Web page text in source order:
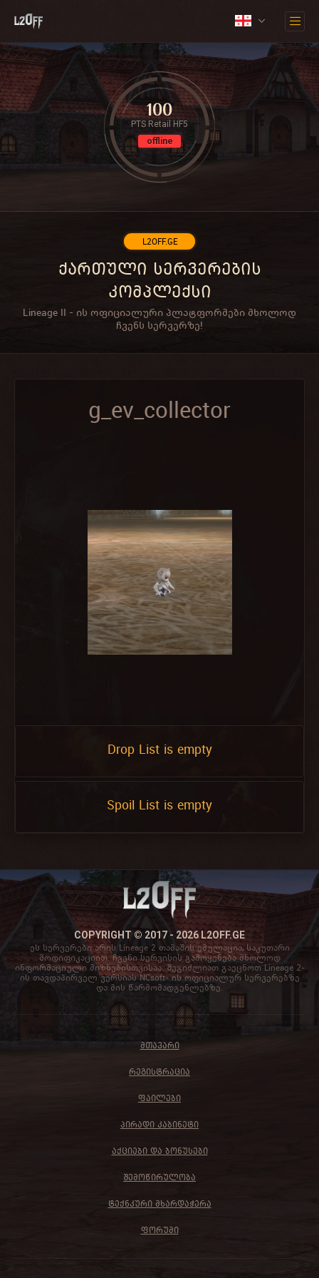
L2OFF.GE
ქართული სერვერების
კომპლექსი
Lineage II - ის ოფიციალური პლატფორმები მხოლოდ
ჩვენს სერვერზე!
100
PTS Retail HF5
offline
g_ev_collector
Drop List is empty
Spoil List is empty
COPYRIGHT © 2017 - 2026 L2OFF.GE
ეს სერვერები არის Lineage 2 თამაშის ემულაცია, საკუთარი
მოდიფიკაციით. ჩვენი სერვისის გამოყენება მხოლოდ
ინფორმაციული მიზნებისთვისაა. შეგიძლიათ გაეცნოთ Lineage 2-
ის თავდაპირველ ვერსიას NCsoft- ის ოფიციალურ სერვერებზე
და მის წარმომადგენლებზე.
ᲛᲗᲐᲕᲐᲠᲘ
ᲠᲔᲒᲘᲡᲢᲠᲐᲪᲘᲐ
ᲤᲐᲘᲚᲔᲑᲘ
ᲞᲘᲠᲐᲓᲘ ᲙᲐᲑᲘᲜᲔᲢᲘ
ᲐᲥᲪᲘᲔᲑᲘ ᲓᲐ ᲑᲝᲜᲣᲡᲔᲑᲘ
ᲨᲔᲛᲝᲬᲘᲠᲣᲚᲝᲑᲐ
ᲢᲔᲥᲜᲙᲣᲠᲘ ᲛᲮᲐᲠᲓᲐᲭᲔᲠᲐ
ᲤᲝᲠᲣᲛᲘ